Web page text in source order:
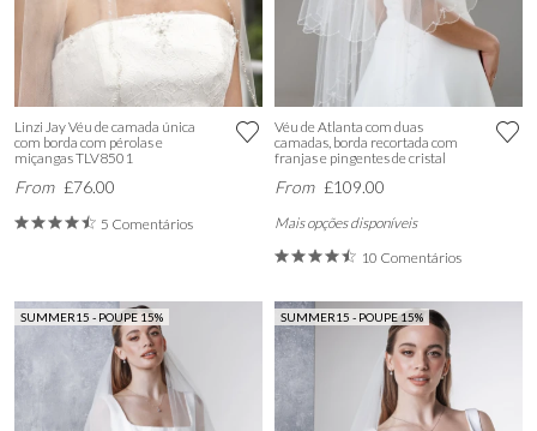
Linzi Jay Véu de camada única
com borda com pérolas e
miçangas TLV8501
From £76.00
5 Comentários
Véu de Atlanta com duas
camadas, borda recortada com
franjas e pingentes de cristal
From £109.00
Mais opções disponíveis
10 Comentários
SUMMER15 - POUPE 15% SUMMER15 - POUPE 15%